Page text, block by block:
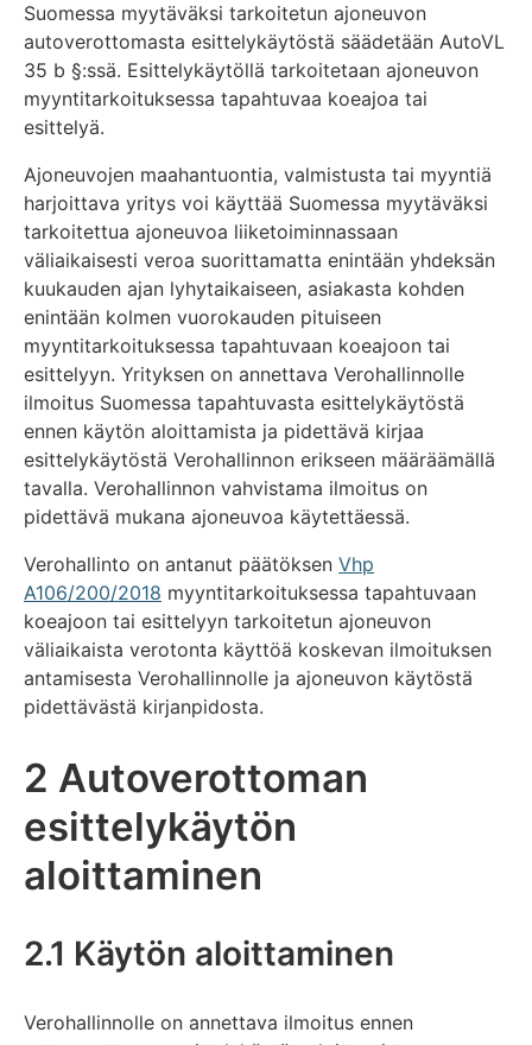
Suomessa myytäväksi tarkoitetun ajoneuvon
autoverottomasta esittelykäytöstä säädetään AutoVL
35 b §:ssä. Esittelykäytöllä tarkoitetaan ajoneuvon
myyntitarkoituksessa tapahtuvaa koeajoa tai
esittelyä.
Ajoneuvojen maahantuontia, valmistusta tai myyntiä
harjoittava yritys voi käyttää Suomessa myytäväksi
tarkoitettua ajoneuvoa liiketoiminnassaan
väliaikaisesti veroa suorittamatta enintään yhdeksän
kuukauden ajan lyhytaikaiseen, asiakasta kohden
enintään kolmen vuorokauden pituiseen
myyntitarkoituksessa tapahtuvaan koeajoon tai
esittelyyn. Yrityksen on annettava Verohallinnolle
ilmoitus Suomessa tapahtuvasta esittelykäytöstä
ennen käytön aloittamista ja pidettävä kirjaa
esittelykäytöstä Verohallinnon erikseen määräämällä
tavalla. Verohallinnon vahvistama ilmoitus on
pidettävä mukana ajoneuvoa käytettäessä.
Verohallinto on antanut päätöksen Vhp
A106/200/2018 myyntitarkoituksessa tapahtuvaan
koeajoon tai esittelyyn tarkoitetun ajoneuvon
väliaikaista verotonta käyttöä koskevan ilmoituksen
antamisesta Verohallinnolle ja ajoneuvon käytöstä
pidettävästä kirjanpidosta.
2 Autoverottoman
esittelykäytön
aloittaminen
2.1 Käytön aloittaminen
Verohallinnolle on annettava ilmoitus ennen